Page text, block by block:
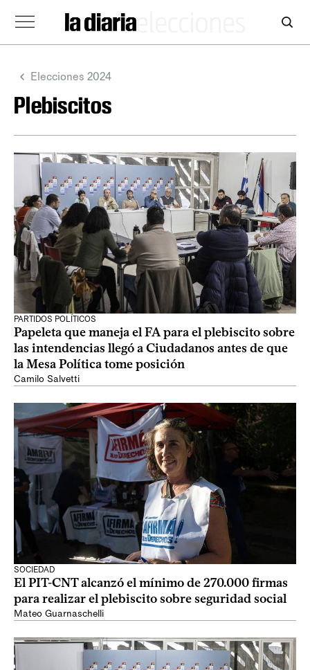
Elecciones 2024
Plebiscitos
PARTIDOS POLÍTICOS
Papeleta que maneja el FA para el plebiscito sobre
las intendencias llegó a Ciudadanos antes de que
la Mesa Política tome posición
Camilo Salvetti
SOCIEDAD
El PIT-CNT alcanzó el mínimo de 270.000 firmas
para realizar el plebiscito sobre seguridad social
Mateo Guarnaschelli